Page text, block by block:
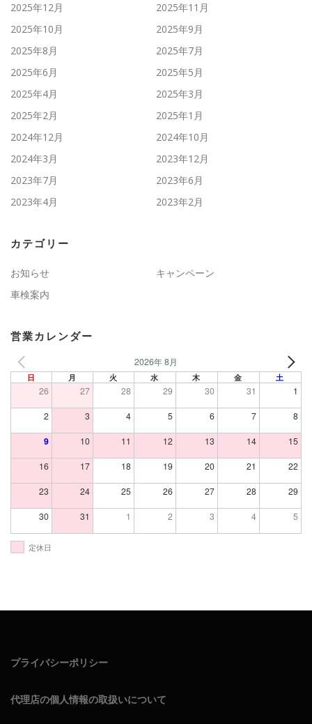
2025年12月
2025年11月
2025年10月
2025年9月
2025年8月
2025年7月
2025年6月
2025年5月
2025年4月
2025年3月
2025年2月
2025年1月
2024年12月
2024年10月
2024年3月
2023年12月
2023年7月
2023年6月
2023年4月
2023年2月
カテゴリー
お知らせ
キャンペーン
車検案内
営業カレンダー
2026年 8月
日 月 火 水 木 金 土
26 27 28 29 30 31 1
2 3 4 5 6 7 8
9 10 11 12 13 14 15
16 17 18 19 20 21 22
23 24 25 26 27 28 29
30 31 1 2 3 4 5
定休日
プライバシーポリシー
代理店の個人情報の取扱いについて